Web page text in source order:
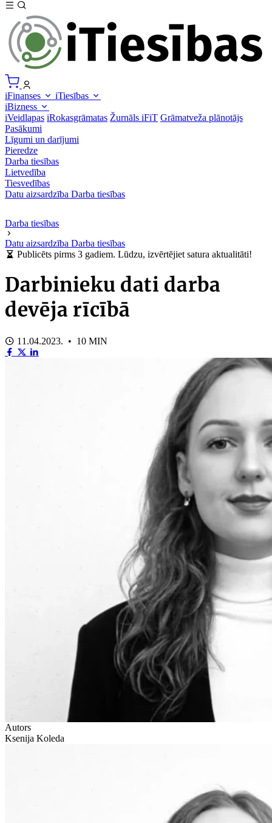
iFinanses
iTiesības
iBizness
iVeidlapas iRokasgrāmatas Žurnāls iFiT Grāmatveža plānotājs
Pasākumi
Līgumi un darījumi
Pieredze
Darba tiesības
Lietvedība
Tiesvedības
Datu aizsardzība Darba tiesības
Darba tiesības
Datu aizsardzība Darba tiesības
Publicēts pirms 3 gadiem. Lūdzu, izvērtējiet satura aktualitāti!
Darbinieku dati darba
devēja rīcībā
11.04.2023. • 10 MIN
Autors
Ksenija Koleda